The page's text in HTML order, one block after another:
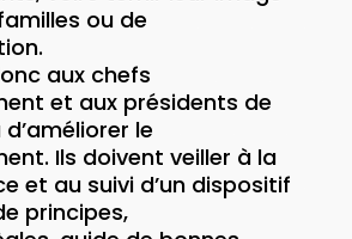
ou de
aux chefs
et aux présidents de
le
Ils doivent veiller à la
et au suivi d’un dispositif
principes,